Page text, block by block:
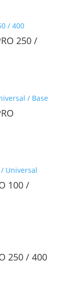
250 /
100 /
250 / 400